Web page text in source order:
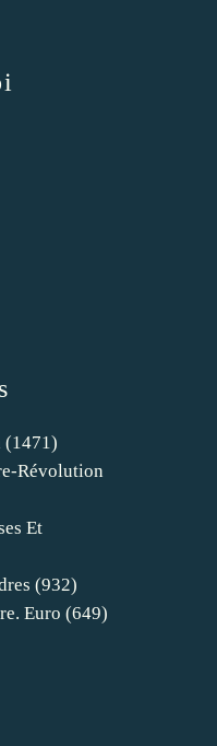
(1471)
Révolution
Et
(932)
Euro (649)